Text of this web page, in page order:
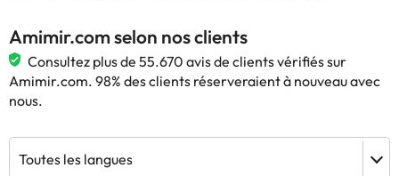
Amimir.com selon nos clients
Consultez plus de 55.670 avis de clients vérifiés sur
Amimir.com. 98% des clients réserveraient à nouveau avec
nous.